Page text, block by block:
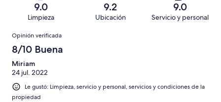
opiniones
opiniones
de
392
opiniones
Basada
de
opiniones
Terrible.
Basada
de
392
opiniones
9.0
Limpieza
9.2
Ubicación
9.0
Servicio y personal
Opiniones
Opinión verificada
8/10 Buena
Miriam
24 jul. 2022
Le gustó: Limpieza, servicio y personal, servicios y condiciones de la
propiedad